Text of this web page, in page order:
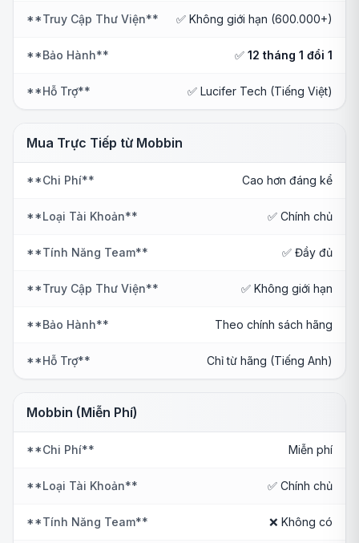
**Truy Cập Thư Viện** ✅ Không giới hạn (600.000+)
**Bảo Hành** ✅ 12 tháng 1 đổi 1
**Hỗ Trợ** ✅ Lucifer Tech (Tiếng Việt)
Mua Trực Tiếp từ Mobbin
**Chi Phí** Cao hơn đáng kể
**Loại Tài Khoản** ✅ Chính chủ
**Tính Năng Team** ✅ Đầy đủ
**Truy Cập Thư Viện** ✅ Không giới hạn
**Bảo Hành** Theo chính sách hãng
**Hỗ Trợ** Chỉ từ hãng (Tiếng Anh)
Mobbin (Miễn Phí)
**Chi Phí** Miễn phí
**Loại Tài Khoản** ✅ Chính chủ
**Tính Năng Team** ❌ Không có